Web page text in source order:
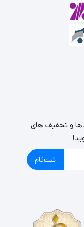
و تخفیف های
ثبت‌نام